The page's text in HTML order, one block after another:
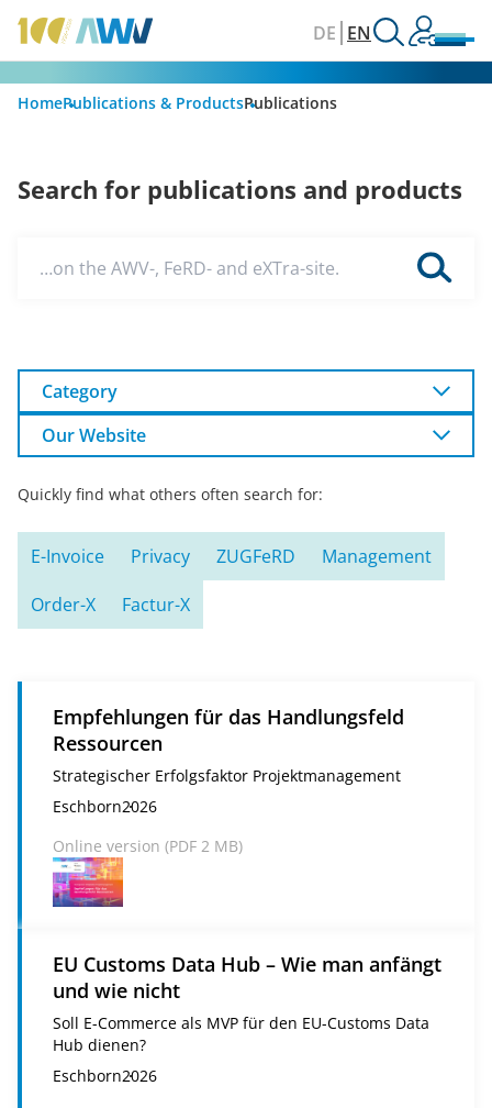
DE EN
HomePublications & ProductsPublications
Search for publications and products
…on the AWV-, FeRD- and eXTra-site.
Category
Our Website
Quickly find what others often search for:
E-Invoice Privacy ZUGFeRD
Management
Order-X
Factur-X
Empfehlungen für das Handlungsfeld
Ressourcen
Strategischer Erfolgsfaktor Projektmanagement
Eschborn2026
Online version (PDF 2 MB)
EU Customs Data Hub – Wie man anfängt
und wie nicht
Soll E-Commerce als MVP für den EU-Customs Data
Hub dienen?
Eschborn2026